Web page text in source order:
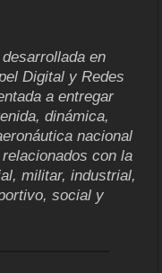
en
Digital y Redes
a entregar
dinámica,
nacional
con la
militar, industrial,
social y